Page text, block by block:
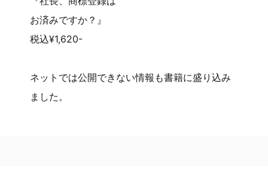
お済みですか？』
税込¥1,620-
ネットでは公開できない情報も書籍に盛り込み
ました。